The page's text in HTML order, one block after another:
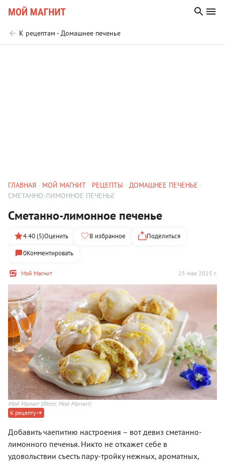
К рецептам - Домашнее печенье
ГЛАВНАЯ МОЙ МАГНИТ РЕЦЕПТЫ
ДОМАШНЕЕ ПЕЧЕНЬЕ
СМЕТАННО-ЛИМОННОЕ ПЕЧЕНЬЕ
Сметанно-лимонное печенье
Мой Магнит 25 мая 2025 г.
4.40 (5)Оценить В избранное
Поделиться
0Комментировать
Мой Магнит(Фото: Мой Магнит)
К рецепту
Добавить чаепитию настроения – вот девиз сметанно-
лимонного печенья. Никто не откажет себе в
удовольствии съесть пару-тройку нежных, ароматных,